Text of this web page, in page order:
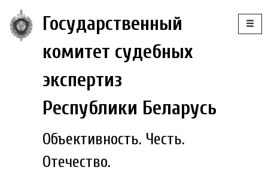
Государственный
комитет судебных
экспертиз
Республики Беларусь
Объективность. Честь.
Отечество.